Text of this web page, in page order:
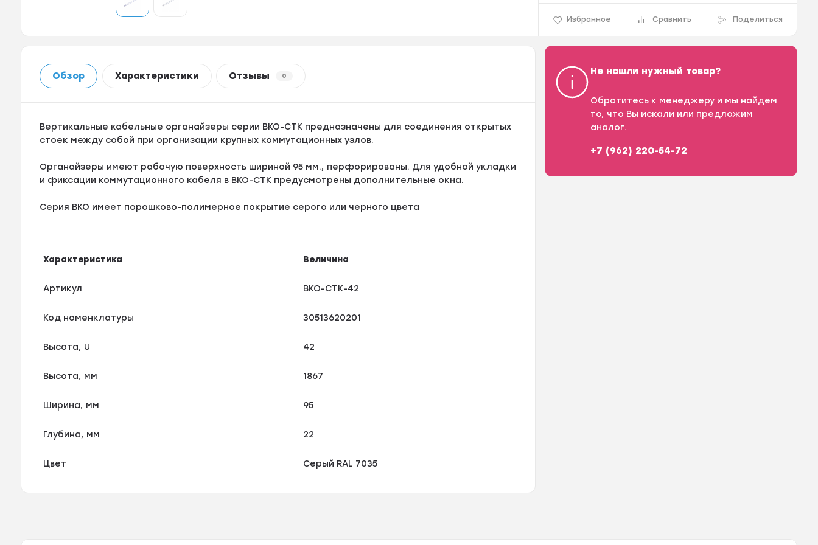
Избранное Сравнить Поделиться
Обзор Характеристики Отзывы 0
Вертикальные кабельные органайзеры серии ВКО-СТК предназначены для соединения открытых
стоек между собой при организации крупных коммутационных узлов.
Органайзеры имеют рабочую поверхность шириной 95 мм., перфорированы. Для удобной укладки
и фиксации коммутационного кабеля в ВКО-СТК предусмотрены дополнительные окна.
Серия ВКО имеет порошково-полимерное покрытие серого или черного цвета
Характеристика Величина
Артикул ВКО-СТК-42
Код номенклатуры 30513620201
Высота, U 42
Высота, мм 1867
Ширина, мм 95
Глубина, мм 22
Цвет Серый RAL 7035
Не нашли нужный товар?
Обратитесь к менеджеру и мы найдем
то, что Вы искали или предложим
аналог.
+7 (962) 220-54-72